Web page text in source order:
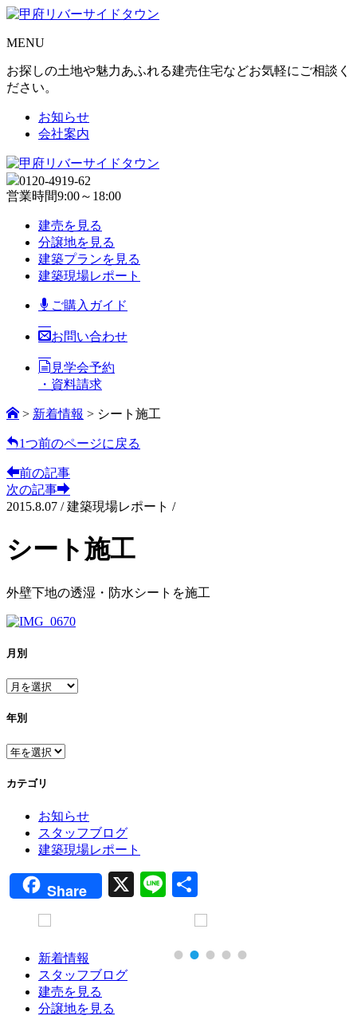
MENU
お探しの土地や魅力あふれる建売住宅などお気軽にご相談く
ださい。
お知らせ
会社案内
0120-4919-62
営業時間9:00～18:00
建売を見る
分譲地を見る
建築プランを見る
建築現場レポート
ご購入ガイド
お問い合わせ
見学会予約
・資料請求
> 新着情報 > シート施工
1つ前のページに戻る
前の記事
次の記事
2015.8.07 /建築現場レポート /
シート施工
外壁下地の透湿・防水シートを施工
月別
年別
カテゴリ
お知らせ
スタッフブログ
建築現場レポート
Share X Line
有
新着情報
スタッフブログ
建売を見る
分譲地を見る